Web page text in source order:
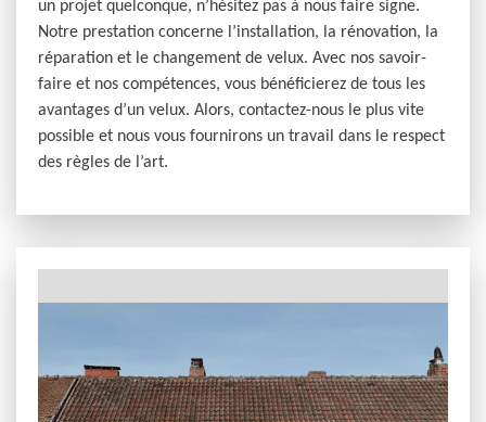
un projet quelconque, n’hésitez pas à nous faire signe.
Notre prestation concerne l’installation, la rénovation, la
réparation et le changement de velux. Avec nos savoir-
faire et nos compétences, vous bénéficierez de tous les
avantages d’un velux. Alors, contactez-nous le plus vite
possible et nous vous fournirons un travail dans le respect
des règles de l’art.